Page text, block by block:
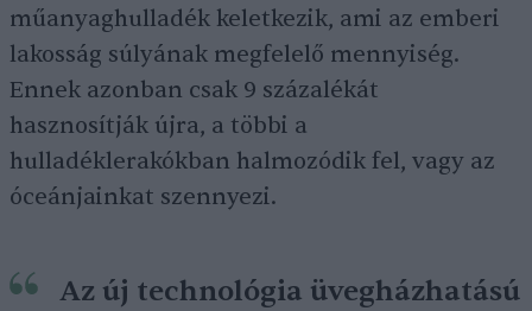
műanyaghulladék keletkezik, ami az emberi
lakosság súlyának megfelelő mennyiség.
Ennek azonban csak 9 százalékát
hasznosítják újra, a többi a
hulladéklerakókban halmozódik fel, vagy az
óceánjainkat szennyezi.
Az új technológia üvegházhatású